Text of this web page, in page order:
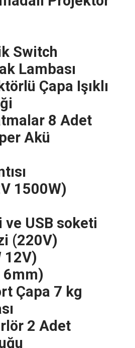
Switch
Lambası
Çapa Işıklı
8 Adet
Akü
1500W)
ve USB soketi
(220V)
12V)
6mm)
Çapa 7 kg
2 Adet